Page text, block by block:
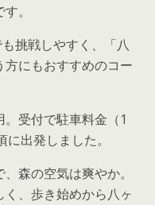
。
挑戦しやすく、「八
にもおすすめのコー
受付で駐車料金（1
出発しました。
森の空気は爽やか。
、歩き始めから八ヶ